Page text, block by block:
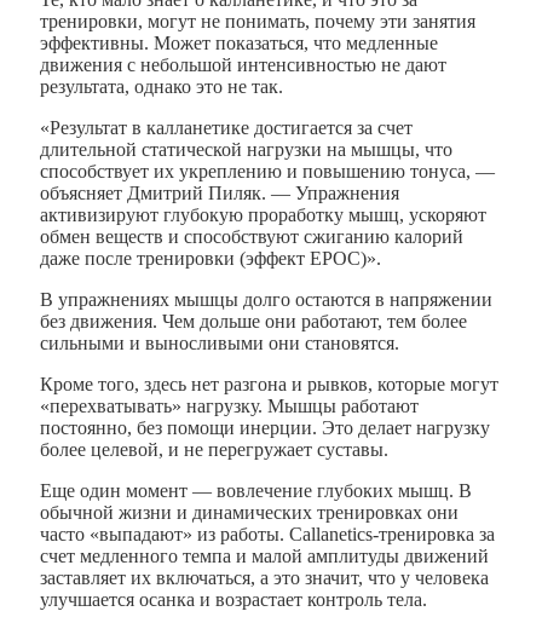
тренировки, могут не понимать, почему эти занятия
эффективны. Может показаться, что медленные
движения с небольшой интенсивностью не дают
результата, однако это не так.
«Результат в калланетике достигается за счет
длительной статической нагрузки на мышцы, что
способствует их укреплению и повышению тонуса, —
объясняет Дмитрий Пиляк. — Упражнения
активизируют глубокую проработку мышц, ускоряют
обмен веществ и способствуют сжиганию калорий
даже после тренировки (эффект EPOC)».
В упражнениях мышцы долго остаются в напряжении
без движения. Чем дольше они работают, тем более
сильными и выносливыми они становятся.
Кроме того, здесь нет разгона и рывков, которые могут
«перехватывать» нагрузку. Мышцы работают
постоянно, без помощи инерции. Это делает нагрузку
более целевой, и не перегружает суставы.
Еще один момент — вовлечение глубоких мышц. В
обычной жизни и динамических тренировках они
часто «выпадают» из работы. Callanetics-тренировка за
счет медленного темпа и малой амплитуды движений
заставляет их включаться, а это значит, что у человека
улучшается осанка и возрастает контроль тела.